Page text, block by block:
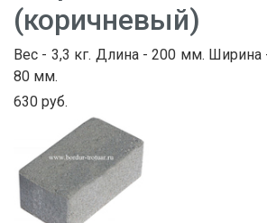
(коричневый)
Вес - 3,3 кг. Длина - 200 мм.
80 мм.
630 руб.